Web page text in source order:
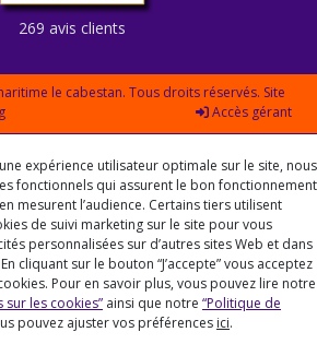
269 avis clients
le cabestan. Tous droits réservés. Site
Accès gérant
expérience utilisateur optimale sur le site, nous
fonctionnels qui assurent le bon fonctionnement
mesurent l’audience. Certains tiers utilisent
de suivi marketing sur le site pour vous
personnalisées sur d’autres sites Web et dans
cliquant sur le bouton “J’accepte” vous acceptez
Pour en savoir plus, vous pouvez lire notre
sur les cookies” ainsi que notre “Politique de
pouvez ajuster vos préférences ici.